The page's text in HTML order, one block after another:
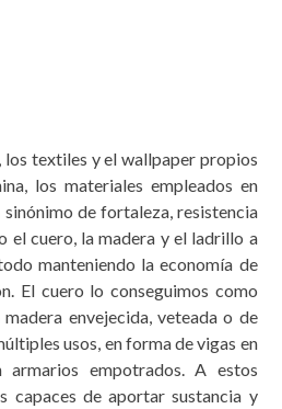
textiles y el wallpaper propios
los materiales empleados en
sinónimo de fortaleza, resistencia
el cuero, la madera y el ladrillo a
manteniendo la economía de
El cuero lo conseguimos como
envejecida, veteada o de
usos, en forma de vigas en
empotrados. A estos
capaces de aportar sustancia y